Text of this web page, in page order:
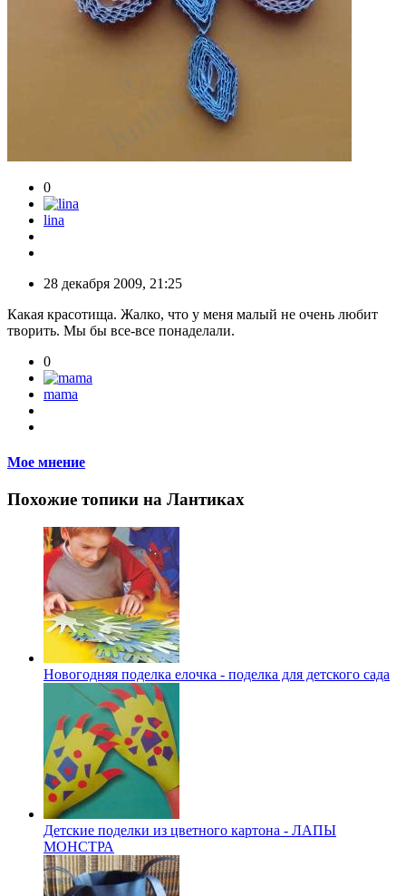
0
lina
28 декабря 2009, 21:25
Какая красотища. Жалко, что у меня малый не очень любит
творить. Мы бы все-все понаделали.
0
mama
Мое мнение
Похожие топики на Лантиках
Новогодняя поделка елочка - поделка для детского сада
Детские поделки из цветного картона - ЛАПЫ
МОНСТРА